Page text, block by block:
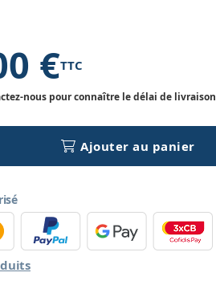
€TTC
nous pour connaître le délai de livraison
Ajouter au panier